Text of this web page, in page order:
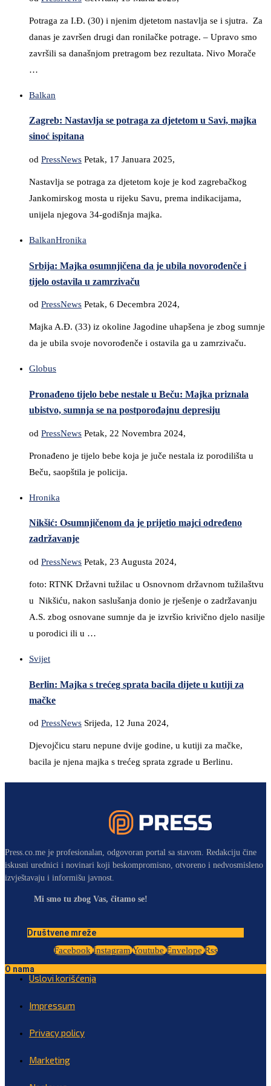
Potraga za I.Đ. (30) i njenim djetetom nastavlja se i sjutra. Za
danas je završen drugi dan ronilačke potrage. – Upravo smo
završili sa današnjom pretragom bez rezultata. Nivo Morače
…
Balkan
Zagreb: Nastavlja se potraga za djetetom u Savi, majka
sinoć ispitana
od PressNews Petak, 17 Januara 2025,
Nastavlja se potraga za djetetom koje je kod zagrebačkog
Jankomirskog mosta u rijeku Savu, prema indikacijama,
unijela njegova 34-godišnja majka.
BalkanHronika
Srbija: Majka osumnjičena da je ubila novorođenče i
tijelo ostavila u zamrzivaču
od PressNews Petak, 6 Decembra 2024,
Majka A.Đ. (33) iz okoline Jagodine uhapšena je zbog sumnje
da je ubila svoje novorođenče i ostavila ga u zamrzivaču.
Globus
Pronađeno tijelo bebe nestale u Beču: Majka priznala
ubistvo, sumnja se na postporođajnu depresiju
od PressNews Petak, 22 Novembra 2024,
Pronađeno je tijelo bebe koja je juče nestala iz porodilišta u
Beču, saopštila je policija.
Hronika
Nikšić: Osumnjičenom da je prijetio majci određeno
zadržavanje
od PressNews Petak, 23 Augusta 2024,
foto: RTNK Državni tužilac u Osnovnom državnom tužilaštvu
u Nikšiću, nakon saslušanja donio je rješenje o zadržavanju
A.S. zbog osnovane sumnje da je izvršio krivično djelo nasilje
u porodici ili u …
Svijet
Berlin: Majka s trećeg sprata bacila dijete u kutiji za
mačke
od PressNews Srijeda, 12 Juna 2024,
Djevojčicu staru nepune dvije godine, u kutiji za mačke,
bacila je njena majka s trećeg sprata zgrade u Berlinu.
Press.co.me je profesionalan, odgovoran portal sa stavom. Redakciju čine
iskusni urednici i novinari koji beskompromisno, otvoreno i nedvosmisleno
izvještavaju i informišu javnost.
Mi smo tu zbog Vas, čitamo se!
Društvene mreže
Facebook InstagramYoutube Envelope Rss
O nama
Uslovi korišćenja
Impressum
Privacy policy
Marketing